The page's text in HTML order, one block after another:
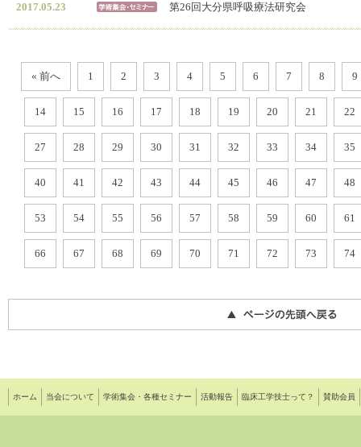
2017.05.23 第26回大分県呼吸療法研究会
« 前へ 1 2 3 4 5 6 7 8 9
14 15 16 17 18 19 20 21 22
27 28 29 30 31 32 33 34 35
40 41 42 43 44 45 46 47 48
53 54 55 56 57 58 59 60 61
66 67 68 69 70 71 72 73 74
ホーム 当会について 学術集会・各種セミナー 活動報告 臨床工学技士って？ 賛助会員